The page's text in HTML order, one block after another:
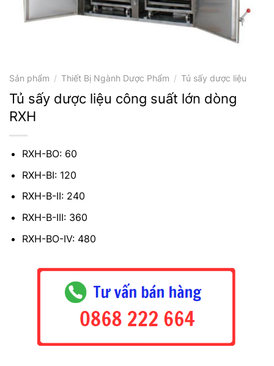
Sản phẩm / Thiết Bị Ngành Dược Phẩm / Tủ sấy dược liệu
Tủ sấy dược liệu công suất lớn dòng
RXH
RXH-BO: 60
RXH-BI: 120
RXH-B-II: 240
RXH-B-III: 360
RXH-BO-IV: 480